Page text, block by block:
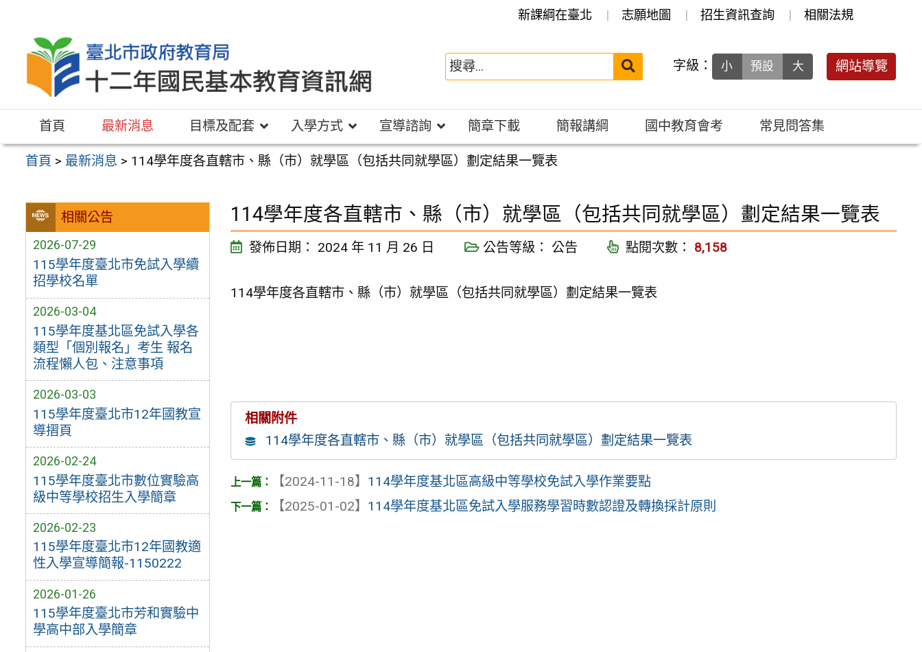
容
新課綱在臺北 志願地圖 招生資訊查詢 相關法規
送出 字級： 小 預設 大 網站導覽
首頁 最新消息 目標及配套 入學方式 宣導諮詢 簡章下載 簡報講綱 國中教育會考 常見問答集
首頁 > 最新消息 > 114學年度各直轄市、縣（市）就學區（包括共同就學區）劃定結果一覽表
相關公告
2026-07-29
115學年度臺北市免試入學續
招學校名單
2026-03-04
115學年度基北區免試入學各
類型「個別報名」考生 報名
流程懶人包、注意事項
2026-03-03
115學年度臺北市12年國教宣
導摺頁
2026-02-24
115學年度臺北市數位實驗高
級中等學校招生入學簡章
2026-02-23
115學年度臺北市12年國教適
性入學宣導簡報-1150222
2026-01-26
115學年度臺北市芳和實驗中
學高中部入學簡章
114學年度各直轄市、縣（市）就學區（包括共同就學區）劃定結果一覽表
發佈日期： 2024 年 11 月 26 日 公告等級： 公告 點閱次數： 8,158
114學年度各直轄市、縣（市）就學區（包括共同就學區）劃定結果一覽表
相關附件
114學年度各直轄市、縣（市）就學區（包括共同就學區）劃定結果一覽表
【2024-11-18】 114學年度基北區高級中等學校免試入學作業要點
【2025-01-02】 114學年度基北區免試入學服務學習時數認證及轉換採計原則